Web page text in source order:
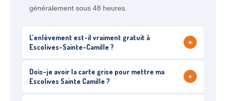
généralement sous 48 heures.
L’enlèvement est-il vraiment gratuit à
Escolives-Sainte-Camille ?
+
Dois-je avoir la carte grise pour mettre ma
Escolives Sainte Camille ?
+